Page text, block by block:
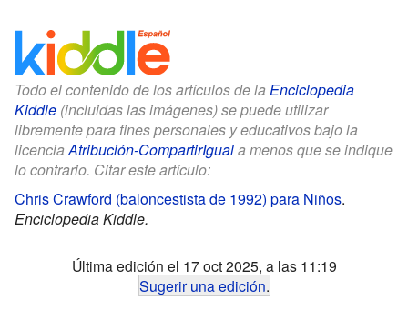
Todo el contenido de los artículos de la Enciclopedia
Kiddle (incluidas las imágenes) se puede utilizar
libremente para fines personales y educativos bajo la
licenciaAtribución-CompartirIguala menos que se indique
lo contrario. Citar este artículo:
Chris Crawford (baloncestista de 1992) para Niños.
Enciclopedia Kiddle.
Última edición el 17 oct 2025, a las 11:19
Sugerir una edición.